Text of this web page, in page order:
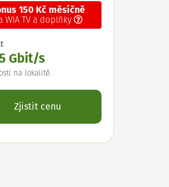
150 Kč měsíčně
WIA TV a doplňky
Gbit/s
na lokalitě.
Zjistit cenu